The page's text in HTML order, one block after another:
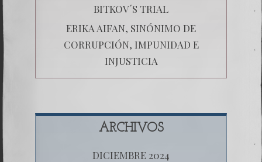
BITKOV´S TRIAL
ERIKA AIFAN, SINÓNIMO DE
CORRUPCIÓN, IMPUNIDAD E
INJUSTICIA
ARCHIVOS
DICIEMBRE 2024